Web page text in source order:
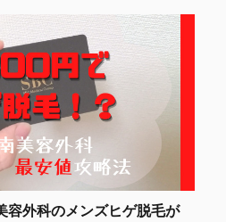
容外科のメンズヒゲ脱毛が